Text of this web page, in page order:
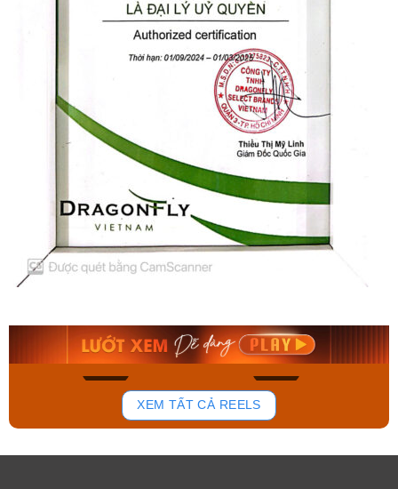
134
Mua ngay Mua ngay
XEM TẤT CẢ REELS